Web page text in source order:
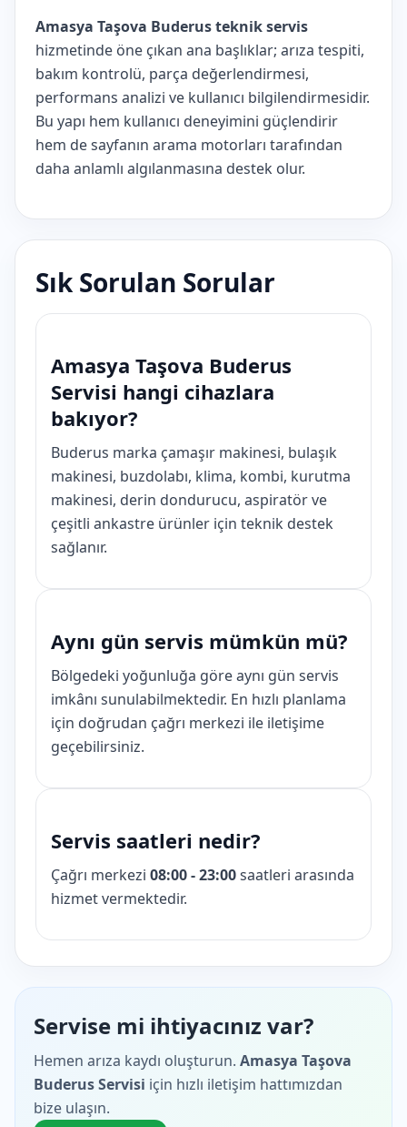
Amasya Taşova Buderus teknik servis
hizmetinde öne çıkan ana başlıklar; arıza tespiti,
bakım kontrolü, parça değerlendirmesi,
performans analizi ve kullanıcı bilgilendirmesidir.
Bu yapı hem kullanıcı deneyimini güçlendirir
hem de sayfanın arama motorları tarafından
daha anlamlı algılanmasına destek olur.
Sık Sorulan Sorular
Amasya Taşova Buderus
Servisi hangi cihazlara
bakıyor?
Buderus marka çamaşır makinesi, bulaşık
makinesi, buzdolabı, klima, kombi, kurutma
makinesi, derin dondurucu, aspiratör ve
çeşitli ankastre ürünler için teknik destek
sağlanır.
Aynı gün servis mümkün mü?
Bölgedeki yoğunluğa göre aynı gün servis
imkânı sunulabilmektedir. En hızlı planlama
için doğrudan çağrı merkezi ile iletişime
geçebilirsiniz.
Servis saatleri nedir?
Çağrı merkezi 08:00 - 23:00saatleri arasında
hizmet vermektedir.
Servise mi ihtiyacınız var?
Hemen arıza kaydı oluşturun. Amasya Taşova
Buderus Servisi için hızlı iletişim hattımızdan
bize ulaşın.